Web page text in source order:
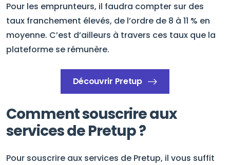
Pour les emprunteurs, il faudra compter sur des
taux franchement élevés, de l’ordre de 8 à 11 % en
moyenne. C’est d’ailleurs à travers ces taux que la
plateforme se rémunère.
Découvrir Pretup
Comment souscrire aux
services de Pretup ?
Pour souscrire aux services de Pretup, il vous suffit